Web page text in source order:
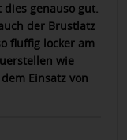
genauso gut.
der Brustlatz
fluffig locker am
wie
Einsatz von